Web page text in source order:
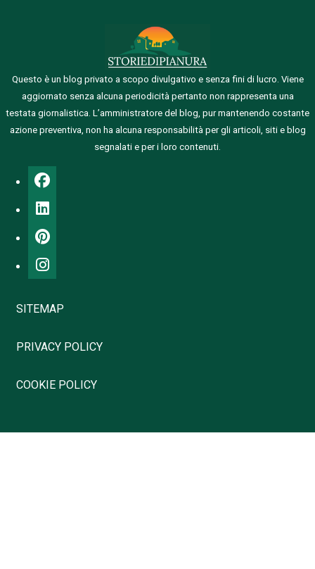
Questo è un blog privato a scopo divulgativo e senza fini di lucro. Viene
aggiornato senza alcuna periodicità pertanto non rappresenta una
testata giornalistica. L’amministratore del blog, pur mantenendo costante
azione preventiva, non ha alcuna responsabilità per gli articoli, siti e blog
segnalati e per i loro contenuti.
SITEMAP
PRIVACY POLICY
COOKIE POLICY